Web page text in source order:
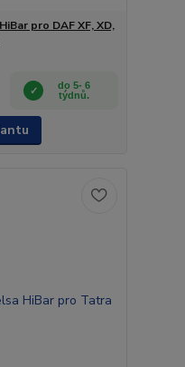
pro DAF XF, XD,
do 5- 6
týdnů.